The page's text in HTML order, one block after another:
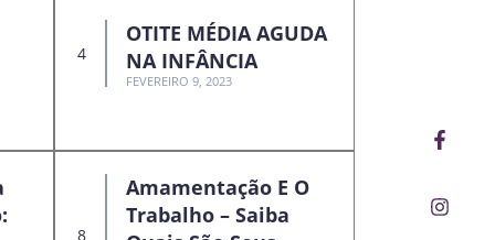
f
OTITE MÉDIA AGUDA
NA INFÂNCIA
FEVEREIRO 9, 2023
Amamentação E O
Trabalho – Saiba